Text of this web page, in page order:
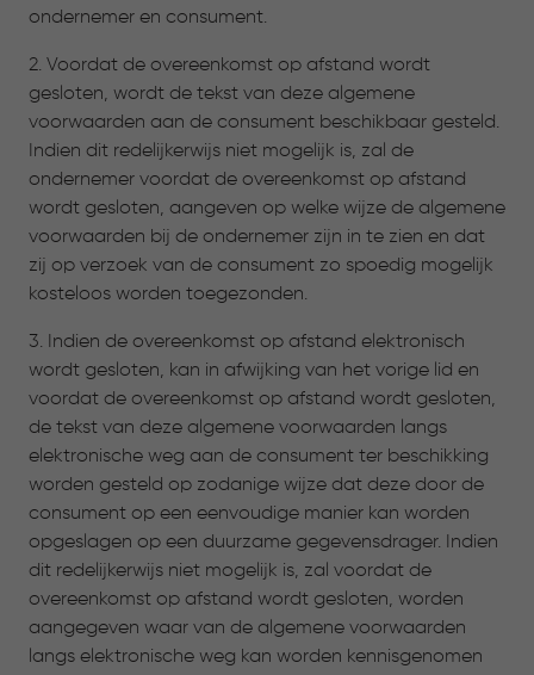
ondernemer en consument.
2. Voordat de overeenkomst op afstand wordt
gesloten, wordt de tekst van deze algemene
voorwaarden aan de consument beschikbaar gesteld.
Indien dit redelijkerwijs niet mogelijk is, zal de
ondernemer voordat de overeenkomst op afstand
wordt gesloten, aangeven op welke wijze de algemene
voorwaarden bij de ondernemer zijn in te zien en dat
zij op verzoek van de consument zo spoedig mogelijk
kosteloos worden toegezonden.
3. Indien de overeenkomst op afstand elektronisch
wordt gesloten, kan in afwijking van het vorige lid en
voordat de overeenkomst op afstand wordt gesloten,
de tekst van deze algemene voorwaarden langs
elektronische weg aan de consument ter beschikking
worden gesteld op zodanige wijze dat deze door de
consument op een eenvoudige manier kan worden
opgeslagen op een duurzame gegevensdrager. Indien
dit redelijkerwijs niet mogelijk is, zal voordat de
overeenkomst op afstand wordt gesloten, worden
aangegeven waar van de algemene voorwaarden
langs elektronische weg kan worden kennisgenomen